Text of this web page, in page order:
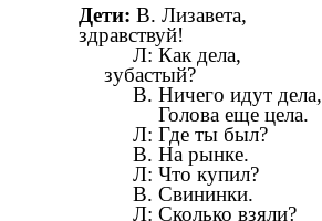
Дети: В. Лизавета,
здравствуй!
Л: Как дела,
зубастый?
В. Ничего идут дела,
Голова еще цела.
Л: Где ты был?
В. На рынке.
Л: Что купил?
В. Свининки.
Л: Сколько взяли?